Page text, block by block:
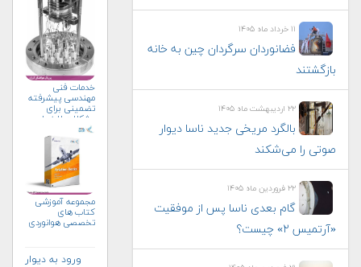
۱۱ خرداد ماه ۱۴۰۵
فضانوردان سرگردان چین به خانه
بازگشتند
۲۲ اردیبهشت ماه ۱۴۰۵
بالگرد مریخی جدید ناسا دیوار
صوتی را می‌شکند
۲۲ فروردین ماه ۱۴۰۵
گام بعدی ناسا پس از موفقیت
«آرتمیس ۲» چیست؟
خدمات فنی
مهندسی پیشرفته
تضمینی برای
مشکلات لاینحل
مجموعه آموزشی
کتاب های
تخصصی هوانوردی
ورود به دیوار